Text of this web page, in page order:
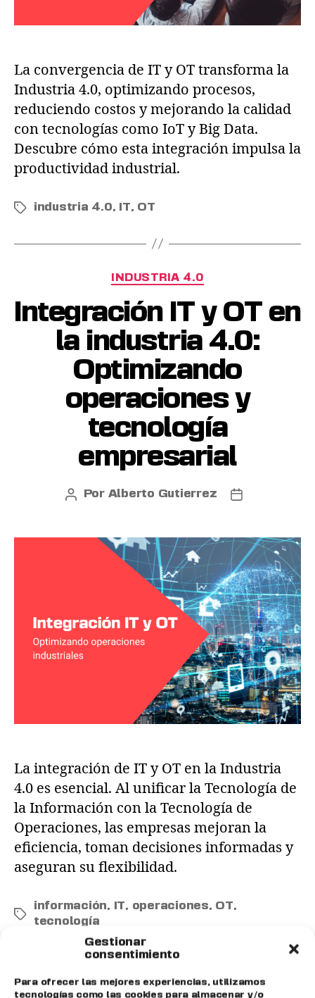
Gestionar
consentimiento
Para ofrecer las mejores experiencias, utilizamos
tecnologías como las cookies para almacenar y/o
La convergencia de IT y OT transforma la
Industria 4.0, optimizando procesos,
reduciendo costos y mejorando la calidad
con tecnologías como IoT y Big Data.
Descubre cómo esta integración impulsa la
productividad industrial.
industria 4.0, IT, OT
INDUSTRIA 4.0
Integración IT y OT en
la industria 4.0:
Optimizando
operaciones y
tecnología
empresarial
Por Alberto Gutierrez
La integración de IT y OT en la Industria
4.0 es esencial. Al unificar la Tecnología de
la Información con la Tecnología de
Operaciones, las empresas mejoran la
eficiencia, toman decisiones informadas y
aseguran su flexibilidad.
información, IT, operaciones, OT,
tecnología